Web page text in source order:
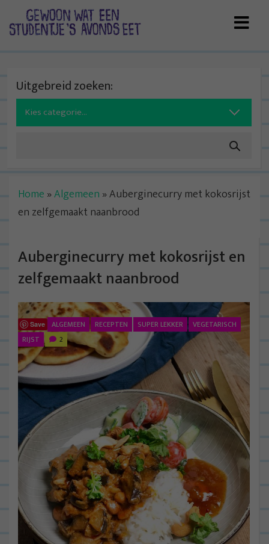
Uitgebreid zoeken:
Search
for:
Home »Algemeen »Auberginecurry met kokosrijst
en zelfgemaakt naanbrood
Auberginecurry met kokosrijst en
zelfgemaakt naanbrood
Save ALGEMEEN RECEPTEN SUPER LEKKER
VEGETARISCH
RIJST
2